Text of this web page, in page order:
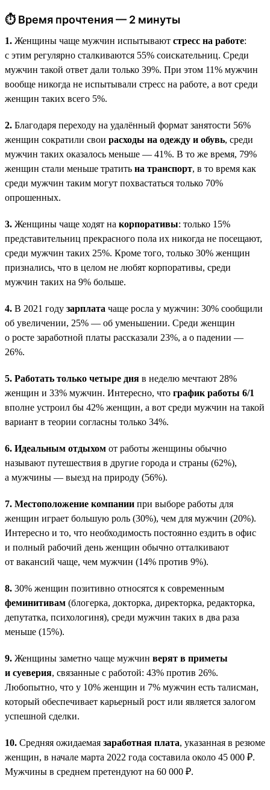
⏱ Время прочтения — 2 минуты
1. Женщины чаще мужчин испытывают стресс на работе:
с этим регулярно сталкиваются 55% соискательниц. Среди
мужчин такой ответ дали только 39%. При этом 11% мужчин
вообще никогда не испытывали стресс на работе, а вот среди
женщин таких всего 5%.
2. Благодаря переходу на удалённый формат занятости 56%
женщин сократили свои расходы на одежду и обувь, среди
мужчин таких оказалось меньше — 41%. В то же время, 79%
женщин стали меньше тратить на транспорт, в то время как
среди мужчин таким могут похвастаться только 70%
опрошенных.
3. Женщины чаще ходят на корпоративы: только 15%
представительниц прекрасного пола их никогда не посещают,
среди мужчин таких 25%. Кроме того, только 30% женщин
признались, что в целом не любят корпоративы, среди
мужчин таких на 9% больше.
4. В 2021 году зарплата чаще росла у мужчин: 30% сообщили
об увеличении, 25% — об уменьшении. Среди женщин
о росте заработной платы рассказали 23%, а о падении —
26%.
5. Работать только четыре дня в неделю мечтают 28%
женщин и 33% мужчин. Интересно, что график работы 6/1
вполне устроил бы 42% женщин, а вот среди мужчин на такой
вариант в теории согласны только 34%.
6. Идеальным отдыхом от работы женщины обычно
называют путешествия в другие города и страны (62%),
а мужчины — выезд на природу (56%).
7. Местоположение компании при выборе работы для
женщин играет большую роль (30%), чем для мужчин (20%).
Интересно и то, что необходимость постоянно ездить в офис
и полный рабочий день женщин обычно отталкивают
от вакансий чаще, чем мужчин (14% против 9%).
8. 30% женщин позитивно относятся к современным
феминитивам (блогерка, докторка, директорка, редакторка,
депутатка, психологиня), среди мужчин таких в два раза
меньше (15%).
9. Женщины заметно чаще мужчин верят в приметы
и суеверия, связанные с работой: 43% против 26%.
Любопытно, что у 10% женщин и 7% мужчин есть талисман,
который обеспечивает карьерный рост или является залогом
успешной сделки.
10. Средняя ожидаемая заработная плата, указанная в резюме
женщин, в начале марта 2022 года составила около 45 000 ₽.
Мужчины в среднем претендуют на 60 000 ₽.